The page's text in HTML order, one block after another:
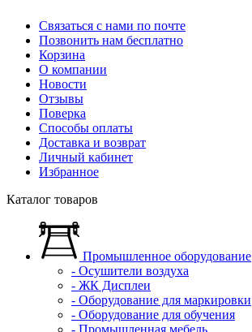
Связаться с нами по почте
Позвонить нам бесплатно
Корзина
О компании
Новости
Отзывы
Поверка
Способы оплаты
Доставка и возврат
Личный кабинет
Избранное
Каталог товаров
Промышленное оборудование
- Осушители воздуха
- ЖК Дисплеи
- Оборудование для маркировки
- Оборудование для обучения
- Промышленная мебель